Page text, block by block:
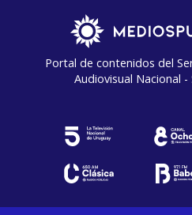
Portal de contenidos del
Audiovisual Nacional -